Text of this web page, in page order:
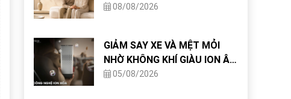
THÀNH MÙA LỄ VU LAN
08/08/2026
GIẢM SAY XE VÀ MỆT MỎI
NHỜ KHÔNG KHÍ GIÀU ION ÂM
TRONG CABIN
05/08/2026